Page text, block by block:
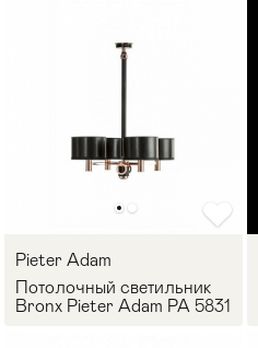
Pieter Adam
Потолочный светильник
Bronx Pieter Adam PA 5831